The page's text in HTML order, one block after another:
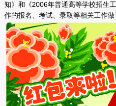
知》和《2006年普通高等学校招生
作的报名、考试、录取等相关工作